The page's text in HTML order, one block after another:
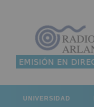
UNIVERSIDAD